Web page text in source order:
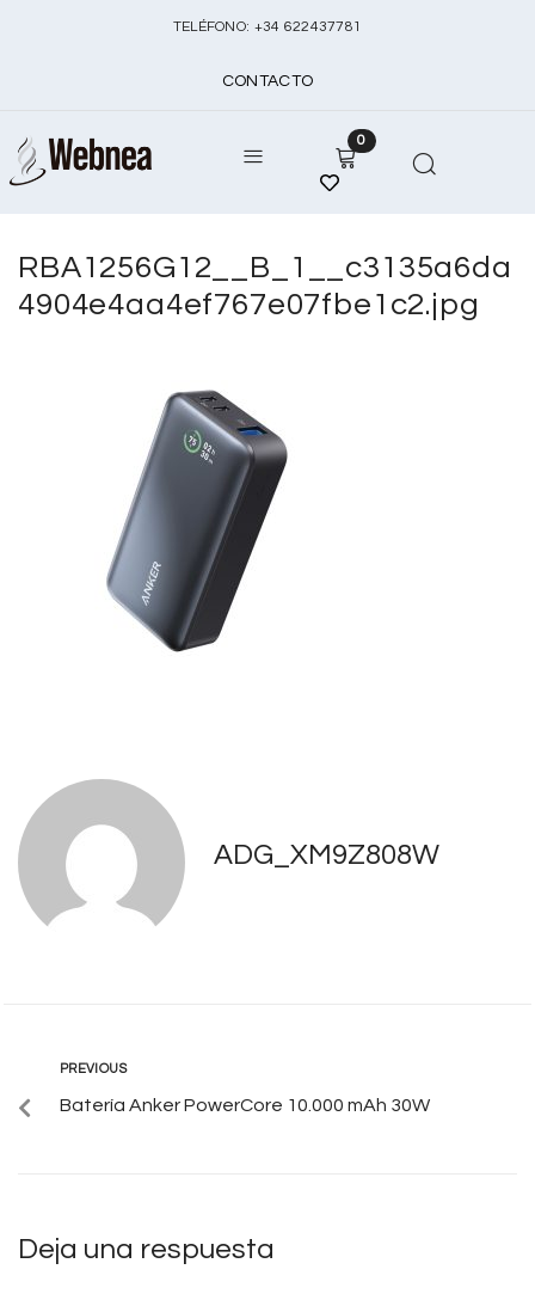
TELÉFONO: +34 622437781
CONTACTO
0
RBA1256G12__B_1__c3135a6da
4904e4aa4ef767e07fbe1c2.jpg
ADG_XM9Z808W
PREVIOUS
Batería Anker PowerCore 10.000 mAh 30W
Deja una respuesta